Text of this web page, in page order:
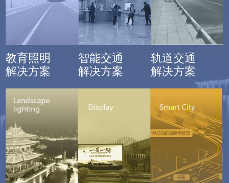
教育照明
解决方案
智能交通
解决方案
轨道交通
解决方案